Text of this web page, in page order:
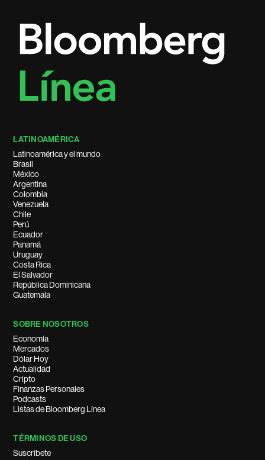
LATINOAMÉRICA
Latinoamérica y el mundo
Brasil
México
Argentina
Colombia
Venezuela
Chile
Perú
Ecuador
Panamá
Uruguay
Costa Rica
El Salvador
República Dominicana
Guatemala
SOBRE NOSOTROS
Economía
Mercados
Dólar Hoy
Actualidad
Cripto
Finanzas Personales
Podcasts
Listas de Bloomberg Línea
TÉRMINOS DE USO
Suscríbete